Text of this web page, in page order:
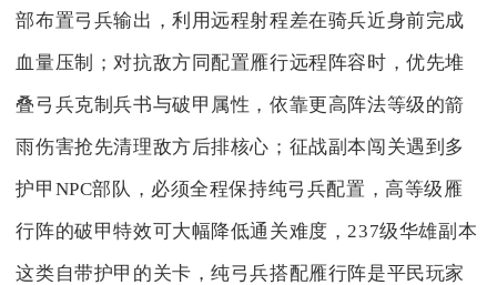
部布置弓兵输出，利用远程射程差在骑兵近身前完成
血量压制；对抗敌方同配置雁行远程阵容时，优先堆
叠弓兵克制兵书与破甲属性，依靠更高阵法等级的箭
雨伤害抢先清理敌方后排核心；征战副本闯关遇到多
护甲NPC部队，必须全程保持纯弓兵配置，高等级雁
行阵的破甲特效可大幅降低通关难度，237级华雄副本
这类自带护甲的关卡，纯弓兵搭配雁行阵是平民玩家